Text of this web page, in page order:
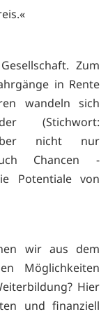
Zum
in Rente
wandeln sich
(Stichwort:
nicht nur
Chancen -
Potentiale von
wir aus dem
Möglichkeiten
Hier
und finanziell